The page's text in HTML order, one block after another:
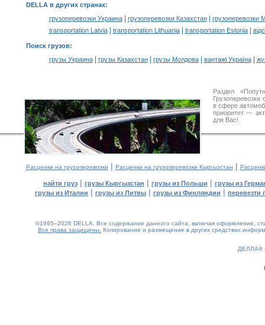
DELLA в других странах:
грузоперевозки Украина| грузоперевозки Казахстан|
грузоперевозки
transportation Latvia| transportation Lithuania| transportation Estonia|
Поиск грузов:
грузы Украина| грузы Казахстан| грузы Молдова| вантажі Україна|
Раздел
в сфере
приоритет —
для Вас!
Расценки на грузоперевозки | Расценки на грузоперевозки Кыргызстан |
найти груз| грузы Кыргызстан | грузы из Польши | грузы из
грузы из Италии | грузы из Литвы | грузы из Финляндии | перевезти
©1995–2026 DELLA. Все содержание данного сайта, включая оформление,
Все права защищены. Копирование и размещение в других средствах